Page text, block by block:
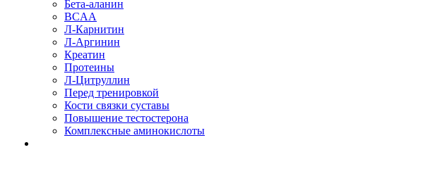
Бета-аланин
BCAA
Л-Карнитин
Л-Аргинин
Креатин
Протеины
Л-Цитруллин
Перед тренировкой
Кости связки суставы
Повышение тестостерона
Комплексные аминокислоты